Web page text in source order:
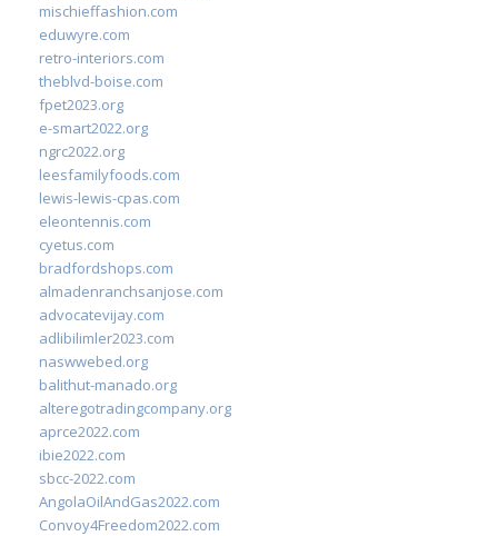
mischieffashion.com
eduwyre.com
retro-interiors.com
theblvd-boise.com
fpet2023.org
e-smart2022.org
ngrc2022.org
leesfamilyfoods.com
lewis-lewis-cpas.com
eleontennis.com
cyetus.com
bradfordshops.com
almadenranchsanjose.com
advocatevijay.com
adlibilimler2023.com
naswwebed.org
balithut-manado.org
alteregotradingcompany.org
aprce2022.com
ibie2022.com
sbcc-2022.com
AngolaOilAndGas2022.com
Convoy4Freedom2022.com